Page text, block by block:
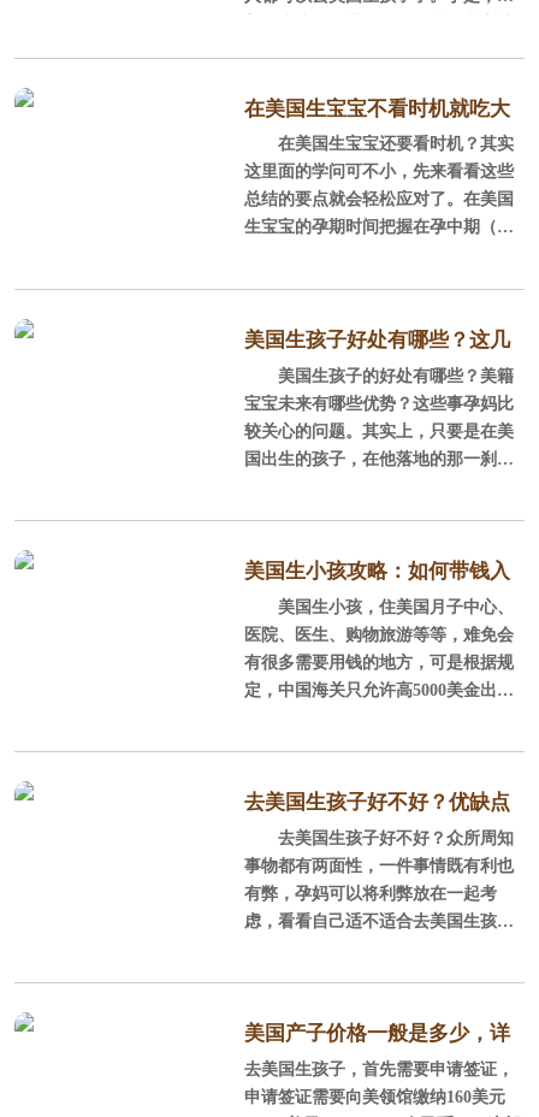
生的孩子出生即获美国国籍，可享同
2、先进的教育资源和贷款福利
享受美国13年免费公立教育；公
立大学、研究所学费只要留学生
1，签证费用
去美国生孩子的步就是要办理美
签。如果是自己办理，申请费是每人1
2，往返机票费用
机票费用有淡旺季之分，另外由
于每个宝妈对仓位的要求不同，所以
机票费用的差别还挺大的
在美国生宝宝不看时机就吃大
亏了！
在美国生宝宝还要看时机？其实
这里面的学问可不小，先来看看这些
总结的要点就会轻松应对了。在美国
生宝宝的孕期时间把握在孕中期（孕2
在孕中期，妈咪过了难熬各种不
舒适的孕早期，来到孕中期的孕妈妈
们逐渐适应孕期过程，恢复食欲及心
情，行动也较方便，胎儿此时也相对
这个时期胎儿的各方面都比较稳
定，发生意外的可能性低。肚子也不
算特别大，不会因长途飞机而对婴儿
造成挤压引起不适。
美国生孩子好处有哪些？这几
点说明白了
美国生孩子的好处有哪些？美籍
宝宝未来有哪些优势？这些事孕妈比
较关心的问题。其实上，只要是在美
国出生的孩子，在他落地的那一刹
一、拿美国国籍
根据美国第十四条宪法款规定：S
ection 1. All persons born or naturaliz
美国生小孩攻略：如何带钱入
境和汇款到美国！
美国生小孩，住美国月子中心、
医院、医生、购物旅游等等，难免会
有很多需要用钱的地方，可是根据规
定，中国海关只允许高5000美金出海
只带规定范围内数额的现金
这里必须明确两点：
1、只在规定范围内携带一定数量
2、通过申报，可以携带超过1万
美金以上的现金，但是不建议大家这
么做，因为一旦申报，就很有可能增
去美国生孩子好不好？优缺点
有这些
去美国生孩子好不好？众所周知
事物都有两面性，一件事情既有利也
有弊，孕妈可以将利弊放在一起考
虑，看看自己适不适合去美国生孩
一、避开生育政策多胎、非婚生
子不罚款。
美国产子价格一般是多少，详
细费用告诉你！
去美国生孩子，首先需要申请签证，
申请签证需要向美领馆缴纳160美元